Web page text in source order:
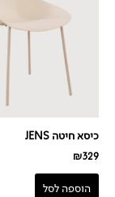
כיסא חיטה JENS
₪329
הוספה לסל